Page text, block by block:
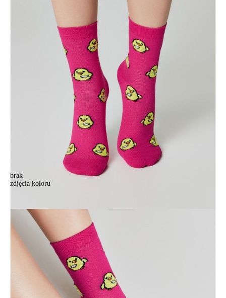
brak
zdjęcia koloru
Носки женские хлопковые CE HAPPY 17С-21СП, р.23-25, 603
фуксия
Kolory:
BRAK
ZDJĘCIA
Rozmiary:
Tabela rozmiarów
+